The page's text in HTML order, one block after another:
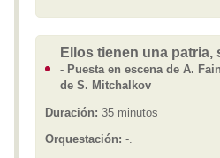
Ellos tienen una patria,
- Puesta en escena de A.
de S. Mitchalkov
Duración: 35 minutos
Orquestación: -.